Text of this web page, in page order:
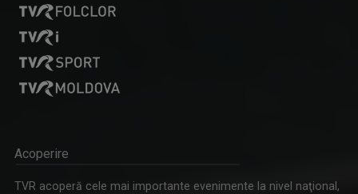
Acoperire
TVR acoperă cele mai importante evenimente la nivel naţional,